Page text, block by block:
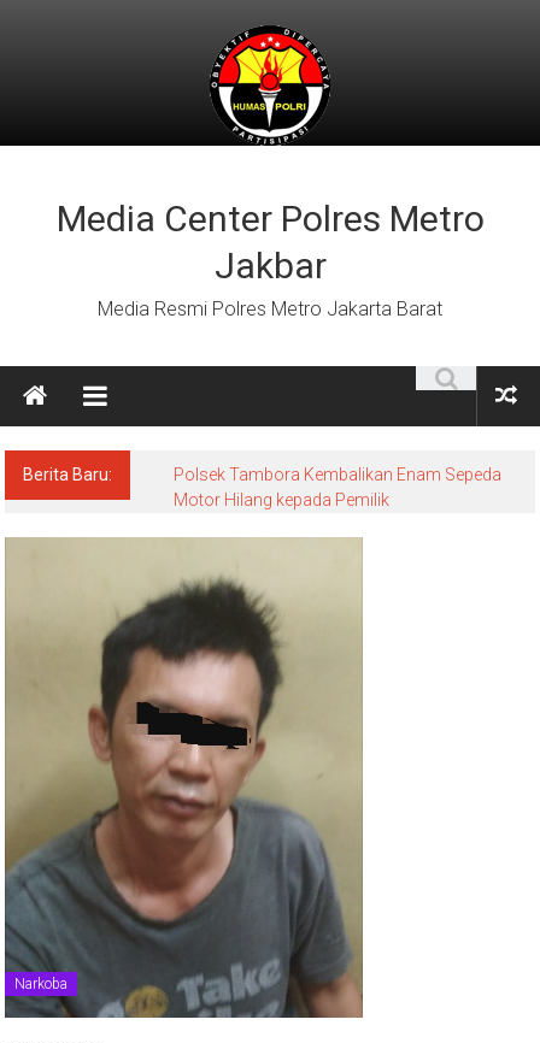
Media Center Polres Metro
Jakbar
Media Resmi Polres Metro Jakarta Barat
Berita Baru:
Polsek Tambora Kembalikan Enam Sepeda
Motor Hilang kepada Pemilik
Narkoba